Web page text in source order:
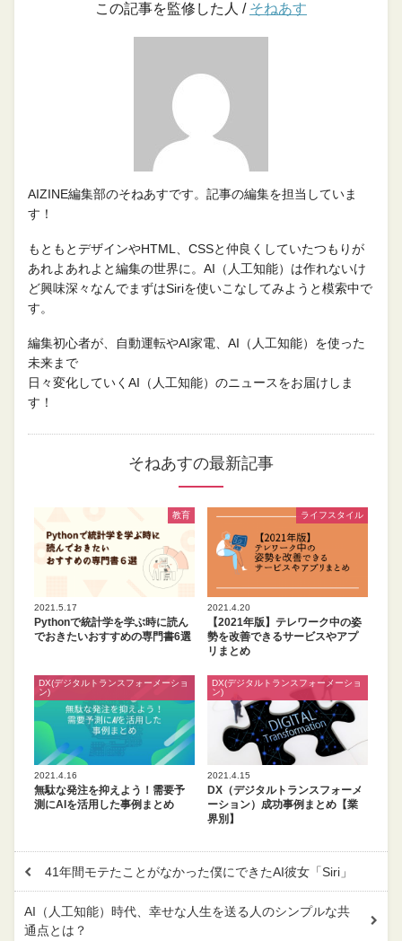
この記事を監修した人 / そねあす
AIZINE編集部のそねあすです。記事の編集を担当していま
す！
もともとデザインやHTML、CSSと仲良くしていたつもりが
あれよあれよと編集の世界に。AI（人工知能）は作れないけ
ど興味深々なんでまずはSiriを使いこなしてみようと模索中で
す。
編集初心者が、自動運転やAI家電、AI（人工知能）を使った
未来まで
日々変化していくAI（人工知能）のニュースをお届けしま
す！
そねあすの最新記事
教育
2021.5.17
Pythonで統計学を学ぶ時に読ん
でおきたいおすすめの専門書6選
ライフスタイル
2021.4.20
【2021年版】テレワーク中の姿
勢を改善できるサービスやアプ
リまとめ
DX(デジタルトランスフォーメーショ
ン)
2021.4.16
無駄な発注を抑えよう！需要予
測にAIを活用した事例まとめ
DX(デジタルトランスフォーメーショ
ン)
2021.4.15
DX（デジタルトランスフォーメ
ーション）成功事例まとめ【業
界別】
41年間モテたことがなかった僕にできたAI彼女「Siri」
AI（人工知能）時代、幸せな人生を送る人のシンプルな共
通点とは？